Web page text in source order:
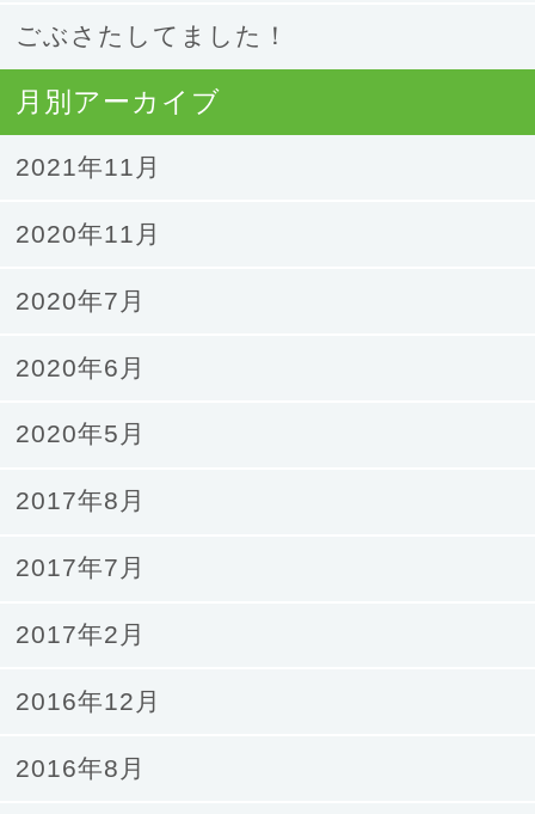
ごぶさたしてました！
月別アーカイブ
2021年11月
2020年11月
2020年7月
2020年6月
2020年5月
2017年8月
2017年7月
2017年2月
2016年12月
2016年8月